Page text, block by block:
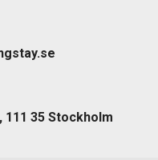
111 35 Stockholm